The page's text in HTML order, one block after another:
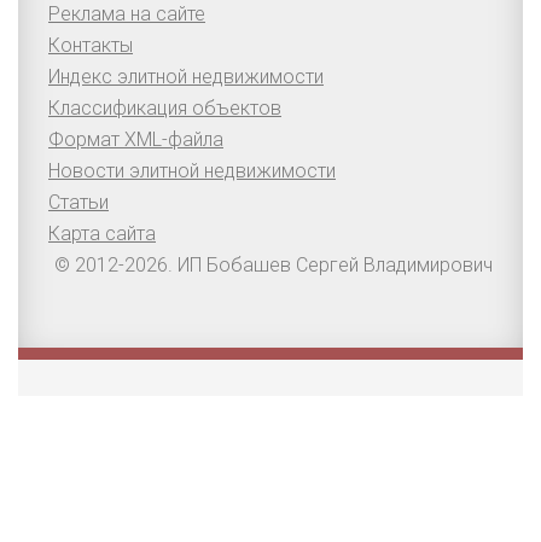
Реклама на сайте
Контакты
Индекс элитной недвижимости
Классификация объектов
Формат XML-файла
Новости элитной недвижимости
Статьи
Карта сайта
© 2012-2026. ИП Бобашев Сергей Владимирович